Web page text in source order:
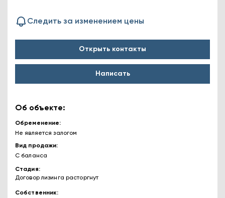
Следить за изменением цены
Открыть контакты
Написать
Об объекте:
Обременение
Не является залогом
Вид продажи
С баланса
Стадия
Договор лизинга расторгнут
Собственник